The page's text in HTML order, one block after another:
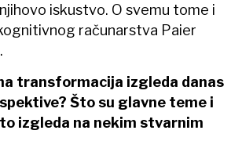
iskustvo. O svemu tome i
računarstva Paier
transformacija izgleda danas
Što su glavne teme i
izgleda na nekim stvarnim